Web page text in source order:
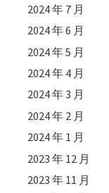
2024 年 7 月
2024 年 6 月
2024 年 5 月
2024 年 4 月
2024 年 3 月
2024 年 2 月
2024 年 1 月
2023 年 12 月
2023 年 11 月